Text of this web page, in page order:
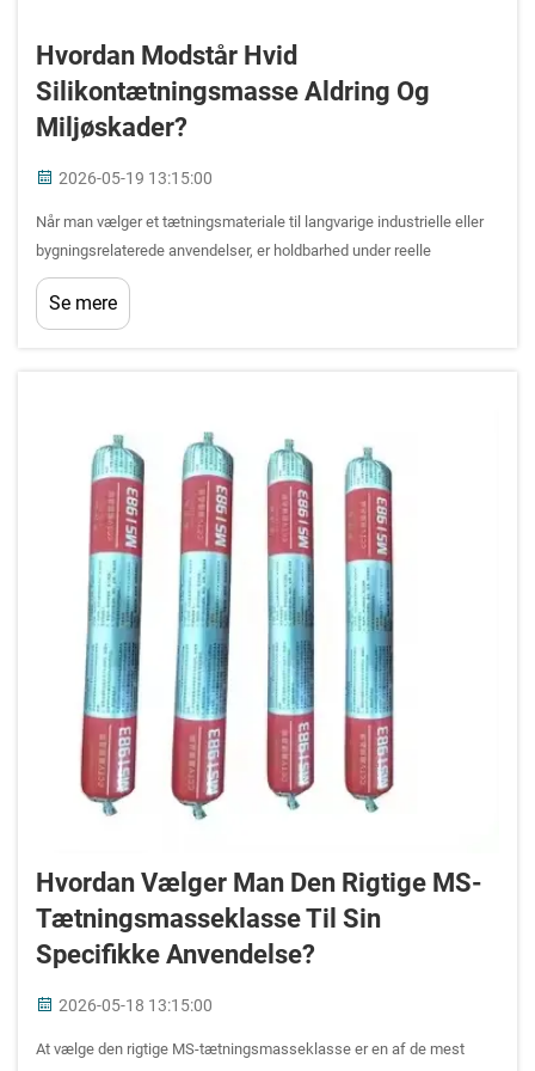
Hvordan Modstår Hvid
Silikontætningsmasse Aldring Og
Miljøskader?
2026-05-19 13:15:00
Når man vælger et tætningsmateriale til langvarige industrielle eller
bygningsrelaterede anvendelser, er holdbarhed under reelle
miljøpåvirkninger en af de vigtigste overvejelser. Hvid
silikontætningsmasse har opnået et ry som én af de mest robuste
Se mere
Hvordan Vælger Man Den Rigtige MS-
Tætningsmasseklasse Til Sin
Specifikke Anvendelse?
2026-05-18 13:15:00
At vælge den rigtige MS-tætningsmasseklasse er en af de mest